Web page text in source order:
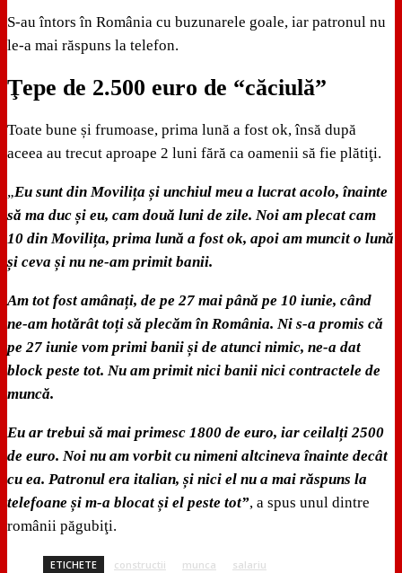
S-au întors în România cu buzunarele goale, iar patronul nu
le-a mai răspuns la telefon.
Ţepe de 2.500 euro de “căciulă”
Toate bune și frumoase, prima lună a fost ok, însă după
aceea au trecut aproape 2 luni fără ca oamenii să fie plătiţi.
„Eu sunt din Movilița și unchiul meu a lucrat acolo, înainte
să ma duc și eu, cam două luni de zile. Noi am plecat cam
10 din Movilița, prima lună a fost ok, apoi am muncit o lună
și ceva și nu ne-am primit banii.
Am tot fost amânați, de pe 27 mai până pe 10 iunie, când
ne-am hotărât toți să plecăm în România. Ni s-a promis că
pe 27 iunie vom primi banii și de atunci nimic, ne-a dat
block peste tot. Nu am primit nici banii nici contractele de
muncă.
Eu ar trebui să mai primesc 1800 de euro, iar ceilalți 2500
de euro. Noi nu am vorbit cu nimeni altcineva înainte decât
cu ea. Patronul era italian, și nici el nu a mai răspuns la
telefoane și m-a blocat și el peste tot”, a spus unul dintre
românii păgubiţi.
ETICHETE constructii munca salariu